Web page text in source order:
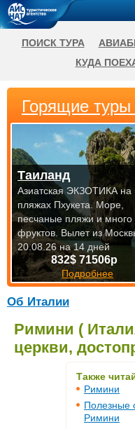
Об Италии
Римини (
церкви,
Также
Римини
Полезные
Римини
Горящие
832$ 71506р
Подробнее
Таиланд
Азиатская ЭКЗОТИКА на
пляжах Пхукета. Море,
песчаные пляжи и много
фруктов. Вылет из
20.08.26 на 14 дней
ПОИСК ТУРА
КУДА